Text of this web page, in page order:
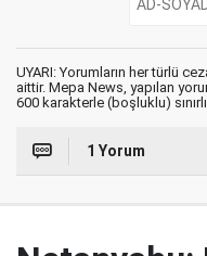
UYARI: Yorumların her türlü
aittir. Mepa News, yapılan
600 karakterle (boşluklu)
1 Yorum